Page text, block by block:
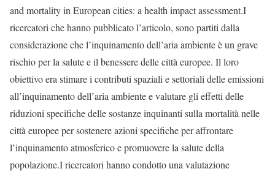
and mortality in European cities: a health impact assessment.I
ricercatori che hanno pubblicato l’articolo, sono partiti dalla
considerazione che l’inquinamento dell’aria ambiente è un grave
rischio per la salute e il benessere delle città europee. Il loro
obiettivo era stimare i contributi spaziali e settoriali delle emissioni
all’inquinamento dell’aria ambiente e valutare gli effetti delle
riduzioni specifiche delle sostanze inquinanti sulla mortalità nelle
città europee per sostenere azioni specifiche per affrontare
l’inquinamento atmosferico e promuovere la salute della
popolazione.I ricercatori hanno condotto una valutazione